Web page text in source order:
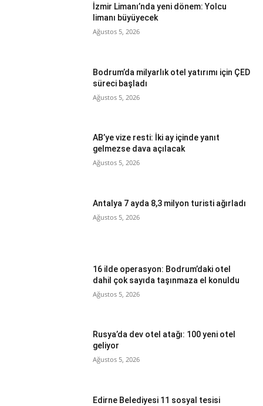
İzmir Limanı’nda yeni dönem: Yolcu
limanı büyüyecek
Ağustos 5, 2026
Bodrum’da milyarlık otel yatırımı için ÇED
süreci başladı
Ağustos 5, 2026
AB’ye vize resti: İki ay içinde yanıt
gelmezse dava açılacak
Ağustos 5, 2026
Antalya 7 ayda 8,3 milyon turisti ağırladı
Ağustos 5, 2026
16 ilde operasyon: Bodrum’daki otel
dahil çok sayıda taşınmaza el konuldu
Ağustos 5, 2026
Rusya’da dev otel atağı: 100 yeni otel
geliyor
Ağustos 5, 2026
Edirne Belediyesi 11 sosyal tesisi